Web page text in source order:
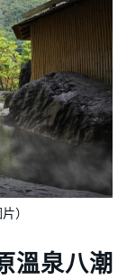
）
溫泉八潮